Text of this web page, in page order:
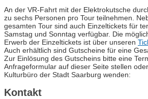
An der VR-Fahrt mit der Elektrokutsche
zu sechs Personen pro Tour teilnehmen.
gesamten Tour sind auch Einzeltickets für
Samstag und Sonntag verfügbar. Die
Erwerb der Einzeltickets ist über unseren
Auch erhältlich sind Gutscheine für eine
Zur Einlösung des Gutscheins bitte eine
Anfrageformular auf dieser Seite stellen
Kulturbüro der Stadt Saarburg wenden:
Kontakt